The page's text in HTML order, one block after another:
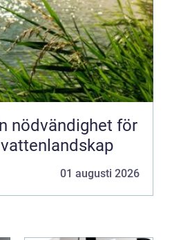
nödvändighet för
01 augusti 2026